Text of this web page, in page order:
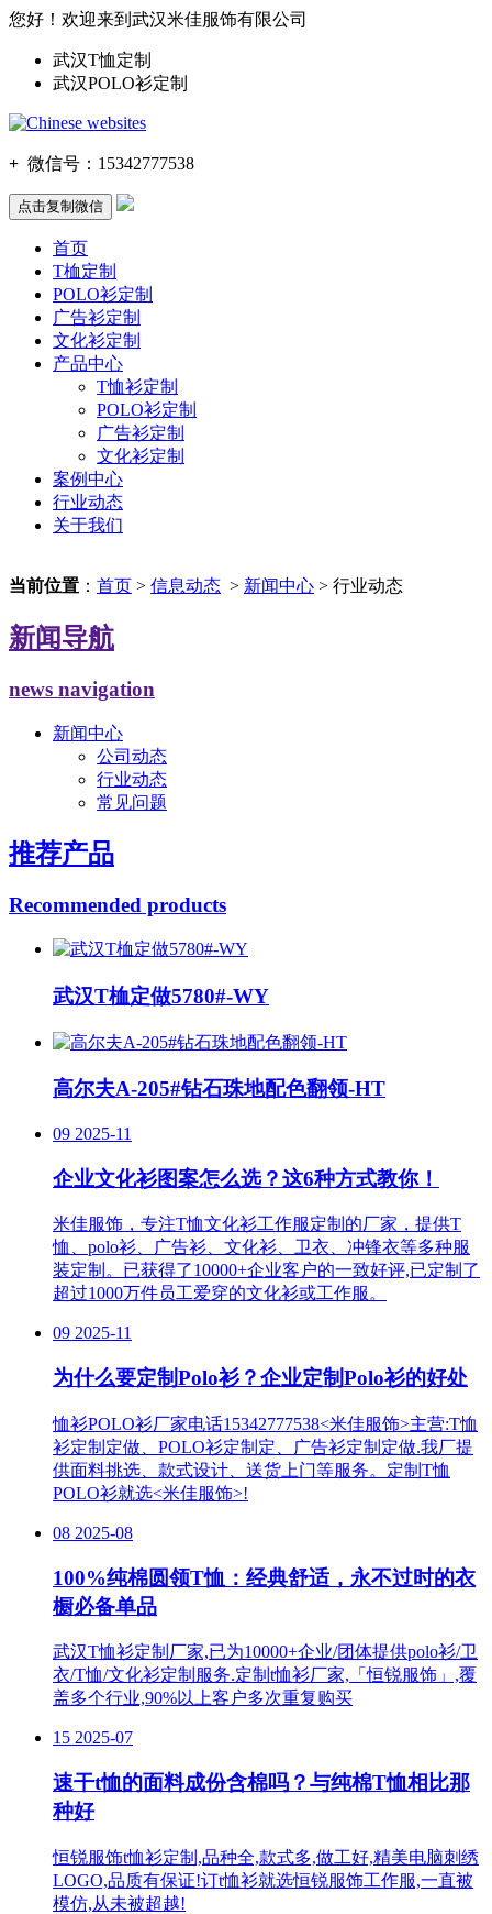
您好！欢迎来到武汉米佳服饰有限公司
武汉T恤定制
武汉POLO衫定制
+ 微信号： 15342777538
点击复制微信
首页
T桖定制
POLO衫定制
广告衫定制
文化衫定制
产品中心
T恤衫定制
POLO衫定制
广告衫定制
文化衫定制
案例中心
行业动态
关于我们
当前位置 ： 首页 > 信息动态 > 新闻中心 > 行业动态
新闻导航
news navigation
新闻中心
公司动态
行业动态
常见问题
推荐产品
Recommended products
武汉T桖定做5780#-WY
高尔夫A-205#钻石珠地配色翻领-HT
09 2025-11
企业文化衫图案怎么选？这6种方式教你！
米佳服饰，专注T恤文化衫工作服定制的厂家，提供T
恤、polo衫、广告衫、文化衫、卫衣、冲锋衣等多种服
装定制。已获得了10000+企业客户的一致好评,已定制了
超过1000万件员工爱穿的文化衫或工作服。
09 2025-11
为什么要定制Polo衫？企业定制Polo衫的好处
恤衫POLO衫厂家电话15342777538<米佳服饰>主营:T恤
衫定制定做、POLO衫定制定、广告衫定制定做.我厂提
供面料挑选、款式设计、送货上门等服务。定制T恤
POLO衫就选<米佳服饰>!
08 2025-08
100%纯棉圆领T恤：经典舒适，永不过时的衣
橱必备单品
武汉T恤衫定制厂家,已为10000+企业/团体提供polo衫/卫
衣/T恤/文化衫定制服务.定制t恤衫厂家,「恒锐服饰」,覆
盖多个行业,90%以上客户多次重复购买
15 2025-07
速干t恤的面料成份含棉吗？与纯棉T恤相比那
种好
恒锐服饰t恤衫定制,品种全,款式多,做工好,精美电脑刺绣
LOGO,品质有保证!订t恤衫就选恒锐服饰工作服,一直被
模仿,从未被超越!